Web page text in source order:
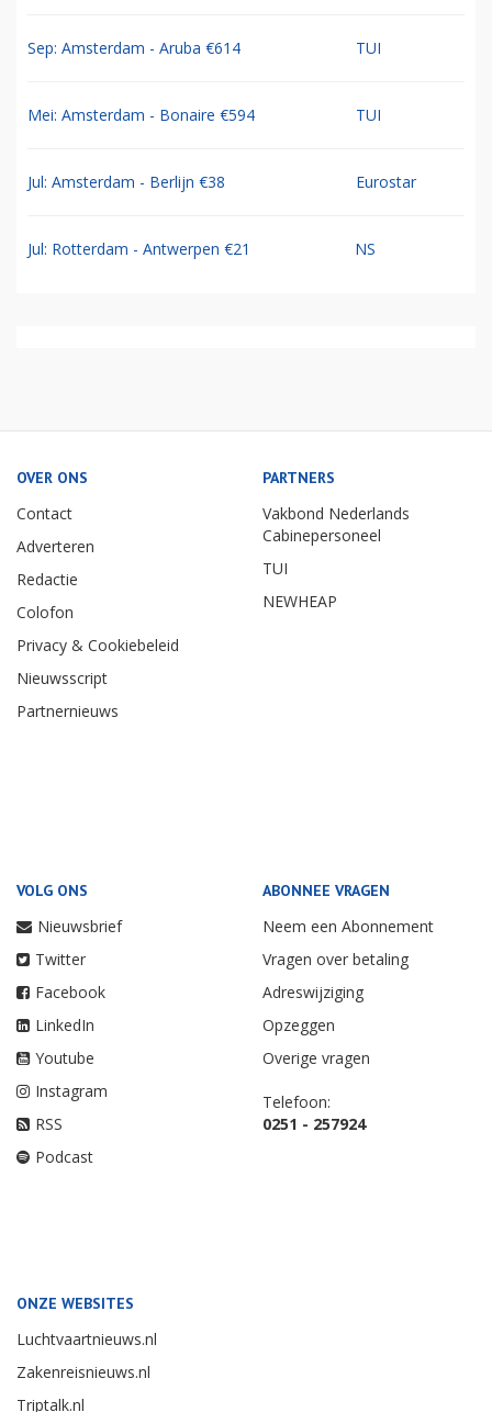
Sep: Amsterdam - Aruba €614 TUI
Mei: Amsterdam - Bonaire €594 TUI
Jul: Amsterdam - Berlijn €38 Eurostar
Jul: Rotterdam - Antwerpen €21 NS
OVER ONS
Contact
Adverteren
Redactie
Colofon
Privacy & Cookiebeleid
Nieuwsscript
Partnernieuws
PARTNERS
Vakbond Nederlands
Cabinepersoneel
TUI
NEWHEAP
VOLG ONS
Nieuwsbrief
Twitter
Facebook
LinkedIn
Youtube
Instagram
RSS
Podcast
ABONNEE VRAGEN
Neem een Abonnement
Vragen over betaling
Adreswijziging
Opzeggen
Overige vragen
Telefoon:
0251 - 257924
ONZE WEBSITES
Luchtvaartnieuws.nl
Zakenreisnieuws.nl
Triptalk.nl